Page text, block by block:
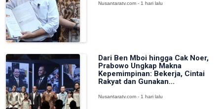
Nusantaratv.com - 1 hari lalu
Dari Ben Mboi hingga Cak Noer,
Prabowo Ungkap Makna
Kepemimpinan: Bekerja, Cintai
Rakyat dan Gunakan...
Nusantaratv.com - 1 hari lalu